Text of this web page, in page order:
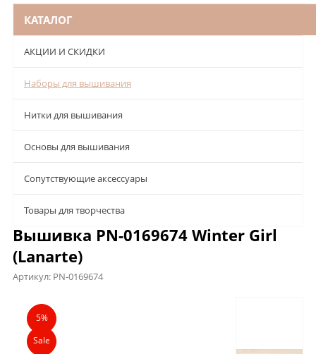
КАТАЛОГ
АКЦИИ И СКИДКИ
Наборы для вышивания
Нитки для вышивания
Основы для вышивания
Сопутствующие аксессуары
Товары для творчества
Вышивка PN-0169674 Winter Girl
(Lanarte)
Артикул: PN-0169674
Описание
5%
Sale